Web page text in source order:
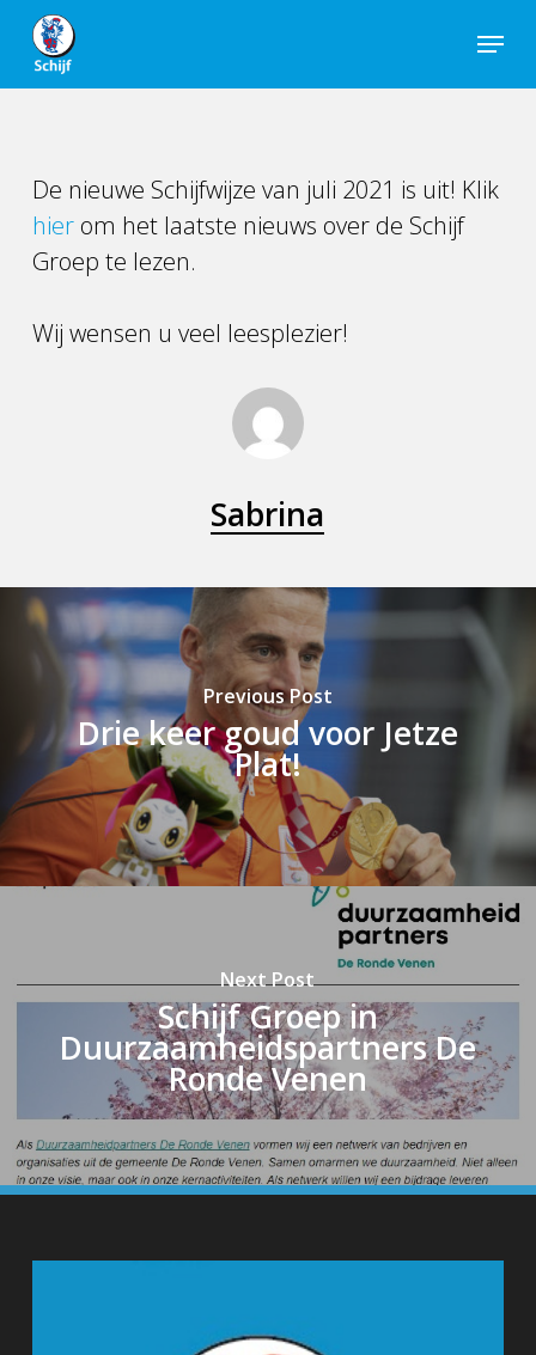
Skip
main
Menu
De nieuwe Schijfwijze van juli 2021 is uit! Klik
hierom het laatste nieuws over de Schijf
Groep te lezen.
Wij wensen u veel leesplezier!
Sabrina
Previous Post
Drie keer goud voor Jetze
Plat!
Next Post
Schijf Groep in
Duurzaamheidspartners De
Ronde Venen